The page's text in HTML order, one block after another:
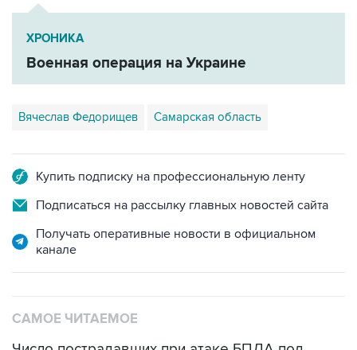
ХРОНИКА
Военная операция на Украине
Вячеслав Федорищев Самарская область
Купить подписку на профессиональную ленту
Подписаться на рассылку главных новостей сайта
Получать оперативные новости в официальном
канале
САМОЕ ЧИТАЕМОЕ